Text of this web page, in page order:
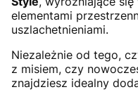
elementami
uszlachetnieniami.
Niezależnie od tego,
z misiem, czy
znajdziesz idealny